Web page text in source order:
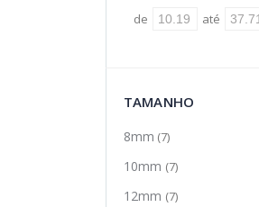
de até
TAMANHO
8mm (7)
10mm (7)
12mm (7)